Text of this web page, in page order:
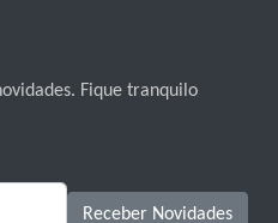
Fique tranquilo
Receber Novidades